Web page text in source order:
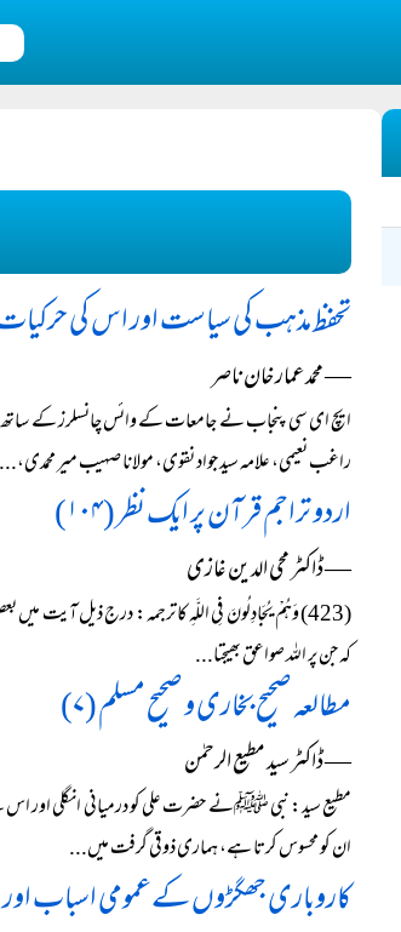
تحفظ مذہب کی سیاست اور اس کی
― محمد عمار خان ناصر
راغب نعیمی، علامہ سید جواد نقوی، مولانا صہیب میر محمدی،...
اردو تراجم قرآن پر ایک نظر (۱۰۴)
― ڈاکٹر محی الدین غازی
(423) وَہُمْ یُجَادِلُونَ فِی اللَّہِ کا ترجمہ: درج ذیل آیت
کہ جن پر اللہ صواعق بھیجتا...
مطالعہ صحیح بخاری و صحیح مسلم (۷)
― ڈاکٹر سید مطیع الرحمٰن
مطیع سید: نبی ﷺنے حضرت علی کو درمیانی انگلی اور اس کے
ان کو محسوس کرتا ہے، ہماری ذوقی گرفت میں...
کاروباری جھگڑوں کےعمومی اسباب